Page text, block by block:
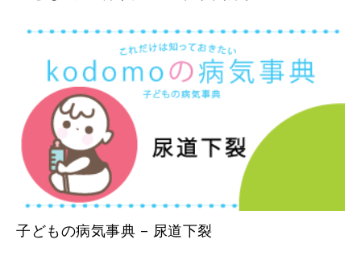
子どもの病気事典 – 尿道下裂